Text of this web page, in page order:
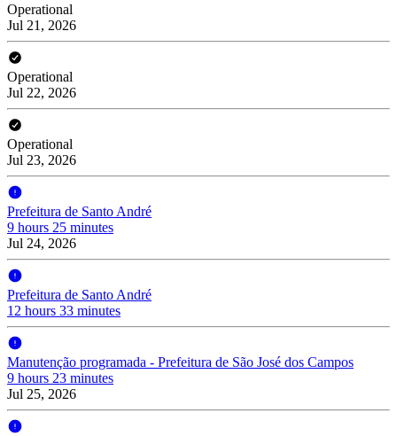
Operational
Jul 21, 2026
Operational
Jul 22, 2026
Operational
Jul 23, 2026
Prefeitura de Santo André
9 hours 25 minutes
Jul 24, 2026
Prefeitura de Santo André
12 hours 33 minutes
Manutenção programada - Prefeitura de São José dos Campos
9 hours 23 minutes
Jul 25, 2026